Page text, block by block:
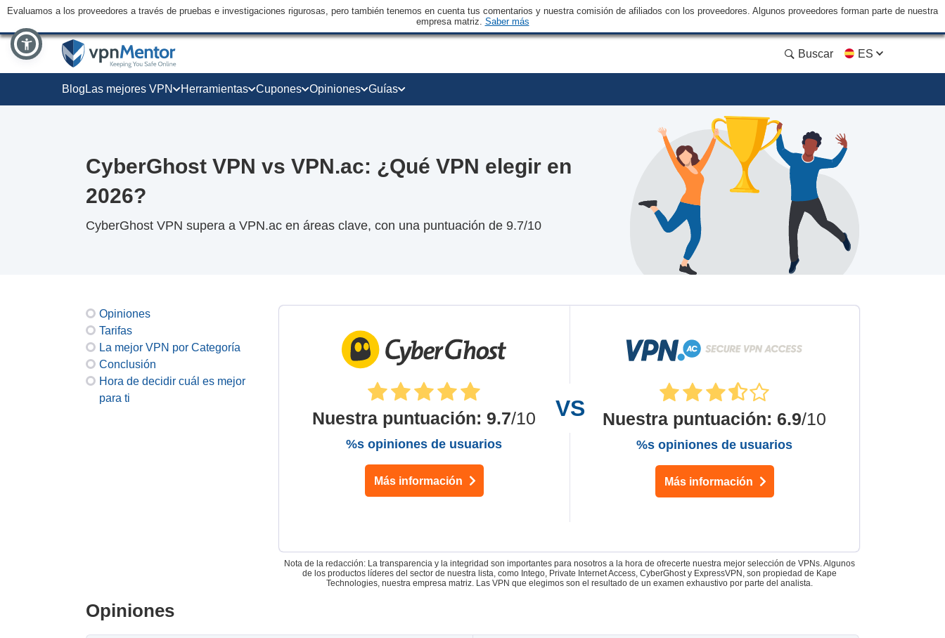
Evaluamos a los proveedores a través de pruebas e investigaciones rigurosas, pero también tenemos en cuenta tus comentarios y nuestra comisión de afiliados con los proveedores. Algunos proveedores forman parte de nuestra
empresa matriz. Saber más
Buscar ES
Blog Las mejores VPN Herramientas Cupones Opiniones Guías
CyberGhost VPN vs VPN.ac: ¿Qué VPN elegir en
2026?
CyberGhost VPN supera a VPN.ac en áreas clave, con una puntuación de 9.7/10
Opiniones
Tarifas
La mejor VPN por Categoría
Conclusión
Hora de decidir cuál es mejor
para ti
Nuestra puntuación: 9.7/10
%s opiniones de usuarios
Más información
Nuestra puntuación: 6.9/10
%s opiniones de usuarios
Más información
Nota de la redacción: La transparencia y la integridad son importantes para nosotros a la hora de ofrecerte nuestra mejor selección de VPNs. Algunos
de los productos líderes del sector de nuestra lista, como Intego, Private Internet Access, CyberGhost y ExpressVPN, son propiedad de Kape
Technologies, nuestra empresa matriz. Las VPN que elegimos son el resultado de un examen exhaustivo por parte del analista.
Opiniones